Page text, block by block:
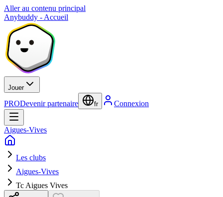
Aller au contenu principal
Anybuddy - Accueil
Jouer
PRODevenir partenaire fr Connexion
Aigues-Vives
Les clubs
Aigues-Vives
Tc Aigues Vives